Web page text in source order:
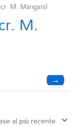
M. Mangani)
M.
→